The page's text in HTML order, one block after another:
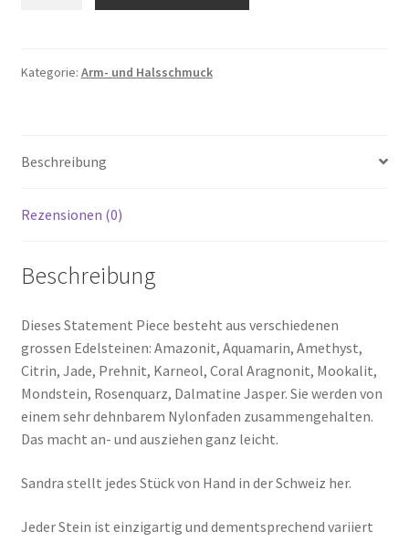
Parade"
Kategorie: Arm- und Halsschmuck
Beschreibung
Rezensionen (0)
Beschreibung
Dieses Statement Piece besteht aus verschiedenen
grossen Edelsteinen: Amazonit, Aquamarin, Amethyst,
Citrin, Jade, Prehnit, Karneol, Coral Aragnonit, Mookalit,
Mondstein, Rosenquarz, Dalmatine Jasper. Sie werden von
einem sehr dehnbarem Nylonfaden zusammengehalten.
Das macht an- und ausziehen ganz leicht.
Sandra stellt jedes Stück von Hand in der Schweiz her.
Jeder Stein ist einzigartig und dementsprechend variiert